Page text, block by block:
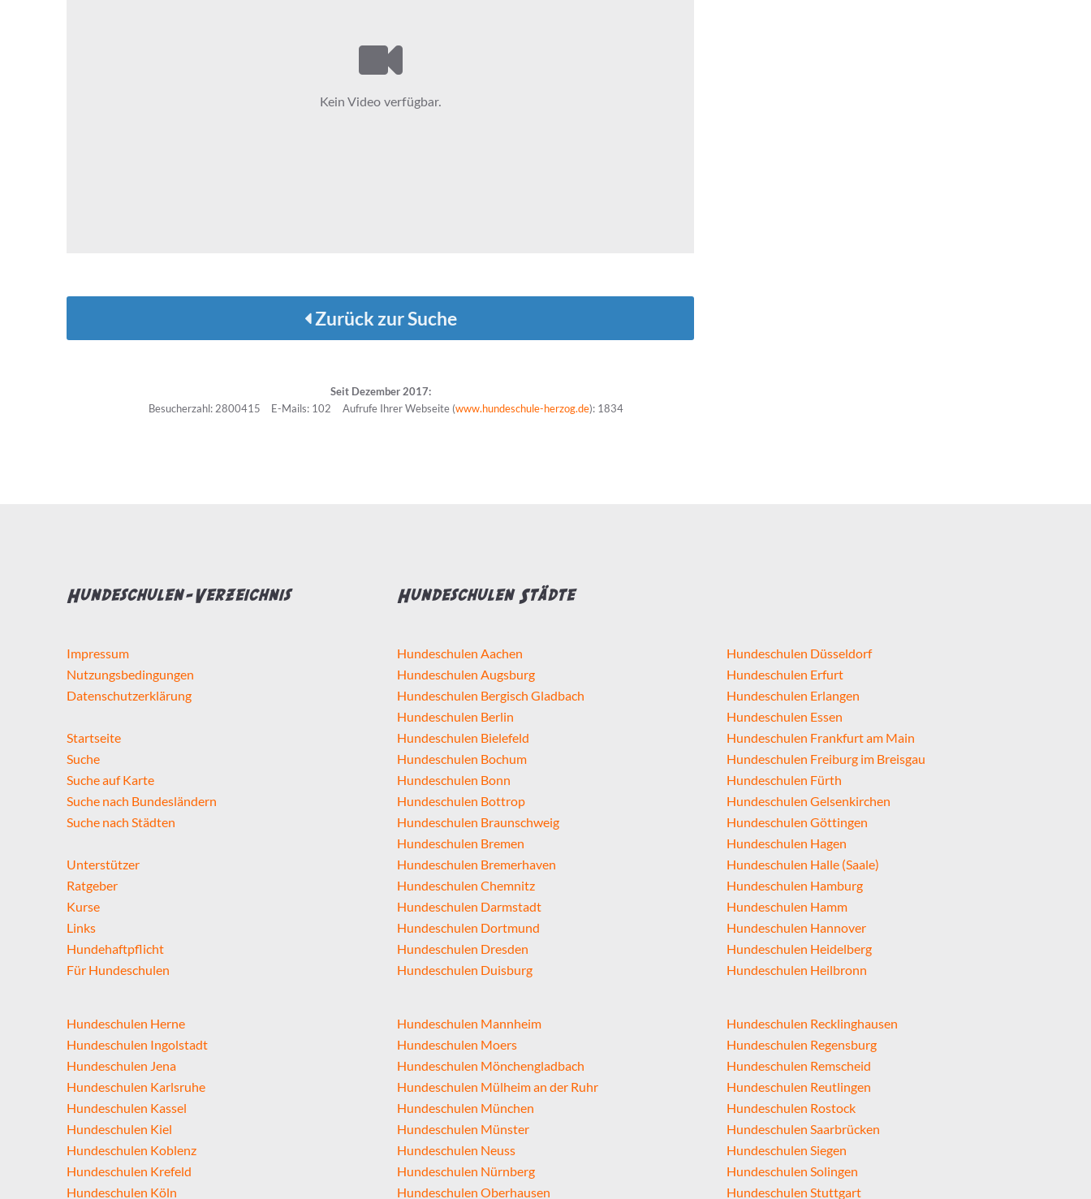
Zurück zur Suche
Seit Dezember 2017:
Besucherzahl: 2800415
E-Mails: 102 Aufrufe Ihrer Webseite (www.hundeschule-herzog.de): 1834
Hundeschulen-Verzeichnis
Impressum
Nutzungsbedingungen
Datenschutzerklärung
Startseite
Suche
Suche auf Karte
Suche nach Bundesländern
Suche nach Städten
Unterstützer
Ratgeber
Kurse
Links
Hundehaftpflicht
Für Hundeschulen
Hundeschulen Städte
Hundeschulen Aachen
Hundeschulen Augsburg
Hundeschulen Bergisch Gladbach
Hundeschulen Berlin
Hundeschulen Bielefeld
Hundeschulen Bochum
Hundeschulen Bonn
Hundeschulen Bottrop
Hundeschulen Braunschweig
Hundeschulen Bremen
Hundeschulen Bremerhaven
Hundeschulen Chemnitz
Hundeschulen Darmstadt
Hundeschulen Dortmund
Hundeschulen Dresden
Hundeschulen Duisburg
Hundeschulen Düsseldorf
Hundeschulen Erfurt
Hundeschulen Erlangen
Hundeschulen Essen
Hundeschulen Frankfurt am Main
Hundeschulen Freiburg im Breisgau
Hundeschulen Fürth
Hundeschulen Gelsenkirchen
Hundeschulen Göttingen
Hundeschulen Hagen
Hundeschulen Halle (Saale)
Hundeschulen Hamburg
Hundeschulen Hamm
Hundeschulen Hannover
Hundeschulen Heidelberg
Hundeschulen Heilbronn
Hundeschulen Herne
Hundeschulen Ingolstadt
Hundeschulen Jena
Hundeschulen Karlsruhe
Hundeschulen Kassel
Hundeschulen Kiel
Hundeschulen Koblenz
Hundeschulen Krefeld
Hundeschulen Köln
Hundeschulen Mannheim
Hundeschulen Moers
Hundeschulen Mönchengladbach
Hundeschulen Mülheim an der Ruhr
Hundeschulen München
Hundeschulen Münster
Hundeschulen Neuss
Hundeschulen Nürnberg
Hundeschulen Oberhausen
Hundeschulen Recklinghausen
Hundeschulen Regensburg
Hundeschulen Remscheid
Hundeschulen Reutlingen
Hundeschulen Rostock
Hundeschulen Saarbrücken
Hundeschulen Siegen
Hundeschulen Solingen
Hundeschulen Stuttgart